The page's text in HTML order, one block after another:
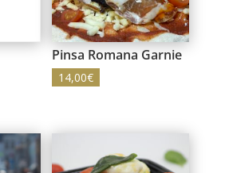
Pinsa Romana Garnie
14,00€